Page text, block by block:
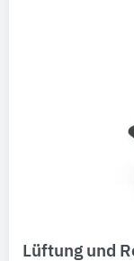
Lüftung und